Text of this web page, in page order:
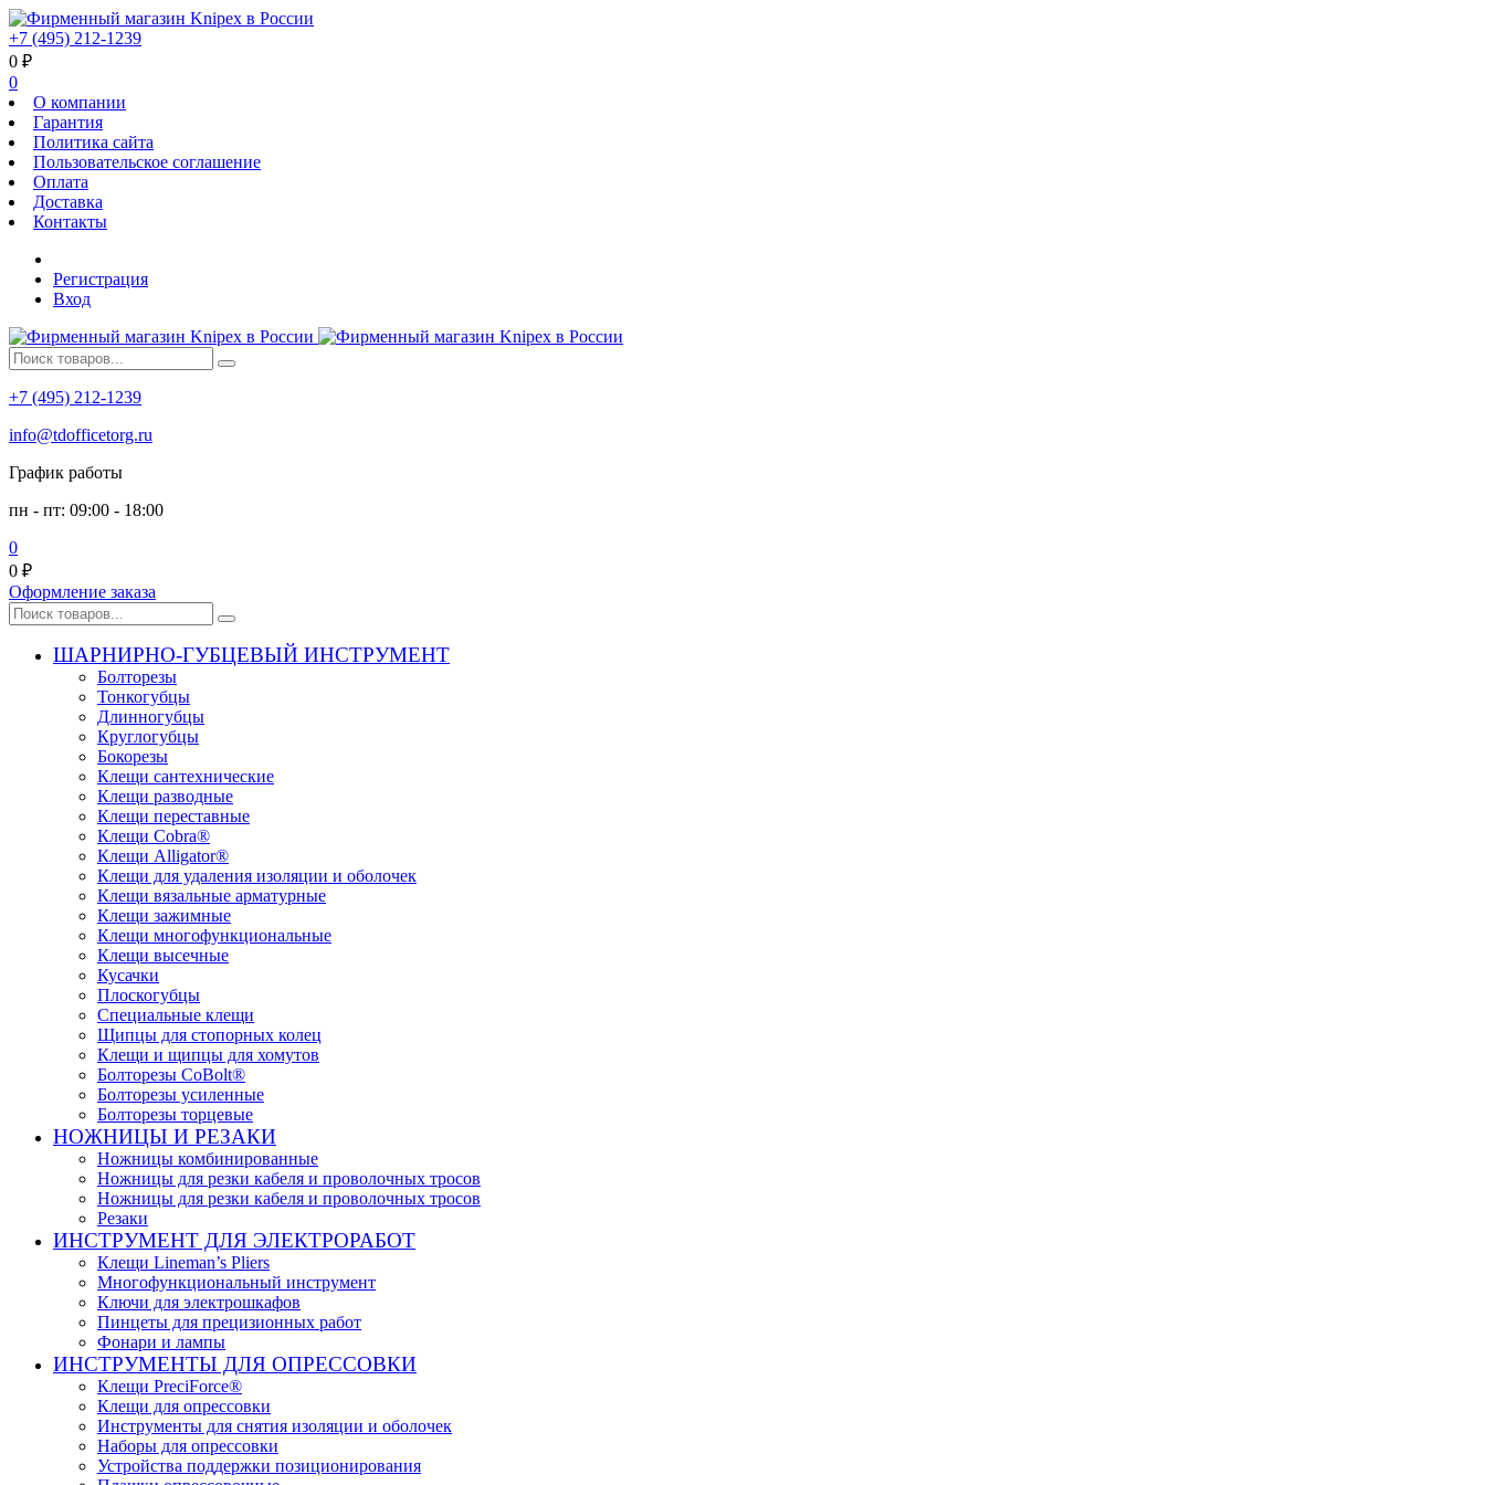
+7 (495) 212-1239
0 ₽
0
О компании
Гарантия
Политика сайта
Пользовательское соглашение
Оплата
Доставка
Контакты
Регистрация
Вход
+7 (495) 212-1239
info@tdofficetorg.ru
График работы
пн - пт: 09:00 - 18:00
0
0 ₽
Оформление заказа
ШАРНИРНО-ГУБЦЕВЫЙ ИНСТРУМЕНТ
Болторезы
Тонкогубцы
Длинногубцы
Круглогубцы
Бокорезы
Клещи сантехнические
Клещи разводные
Клещи переставные
Клещи Cobra®
Клещи Alligator®
Клещи для удаления изоляции и оболочек
Клещи вязальные арматурные
Клещи зажимные
Клещи многофункциональные
Клещи высечные
Кусачки
Плоскогубцы
Специальные клещи
Щипцы для стопорных колец
Клещи и щипцы для хомутов
Болторезы CoBolt®
Болторезы усиленные
Болторезы торцевые
НОЖНИЦЫ И РЕЗАКИ
Ножницы комбинированные
Ножницы для резки кабеля и проволочных тросов
Ножницы для резки кабеля и проволочных тросов
Резаки
ИНСТРУМЕНТ ДЛЯ ЭЛЕКТРОРАБОТ
Клещи Lineman’s Pliers
Многофункциональный инструмент
Ключи для электрошкафов
Пинцеты для прецизионных работ
Фонари и лампы
ИНСТРУМЕНТЫ ДЛЯ ОПРЕССОВКИ
Клещи PreciForce®
Клещи для опрессовки
Инструменты для снятия изоляции и оболочек
Наборы для опрессовки
Устройства поддержки позиционирования